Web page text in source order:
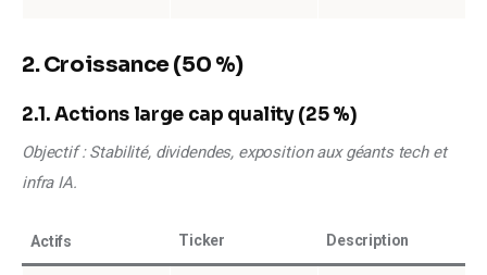
2. Croissance (50 %)
2.1. Actions large cap quality (25 %)
Objectif : Stabilité, dividendes, exposition aux géants tech et
infra IA.
Actifs Ticker Description